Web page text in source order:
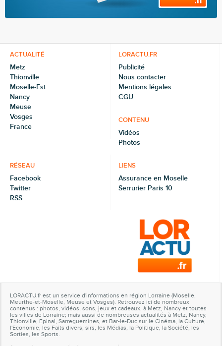
ACTUALITÉ
Metz
Thionville
Moselle-Est
Nancy
Meuse
Vosges
France
LORACTU.FR
Publicité
Nous contacter
Mentions légales
CGU
CONTENU
Vidéos
Photos
RÉSEAU
Facebook
Twitter
RSS
LIENS
Assurance en Moselle
Serrurier Paris 10
LORACTU.fr est un service d'informations en région Lorraine (Moselle,
Meurthe-et-Moselle, Meuse et Vosges). Retrouvez ici de nombreux
contenus : photos, vidéos, sons, jeux et cadeaux, à Metz, Nancy et toutes
les villes de Lorraine; mais aussi de nombreuses actualités à Metz, Nancy,
Thionville, Epinal, Sarreguemines, et Bar-le-Duc sur le Cinéma, la Culture,
l'Economie, les Faits divers, sirs, les Médias, la Politique, la Société, les
Sorties, les Sports.